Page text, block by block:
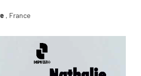
, France